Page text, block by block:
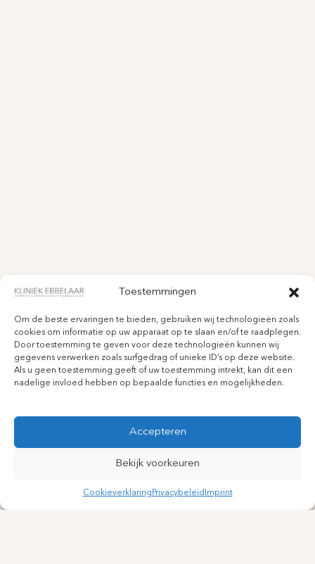
Toestemmingen
Om de beste ervaringen te bieden, gebruiken wij technologieën zoals
cookies om informatie op uw apparaat op te slaan en/of te raadplegen.
Door toestemming te geven voor deze technologieën kunnen wij
gegevens verwerken zoals surfgedrag of unieke ID’s op deze website.
Als u geen toestemming geeft of uw toestemming intrekt, kan dit een
nadelige invloed hebben op bepaalde functies en mogelijkheden.
Accepteren
Bekijk voorkeuren
Cookieverklaring Privacybeleid Imprint